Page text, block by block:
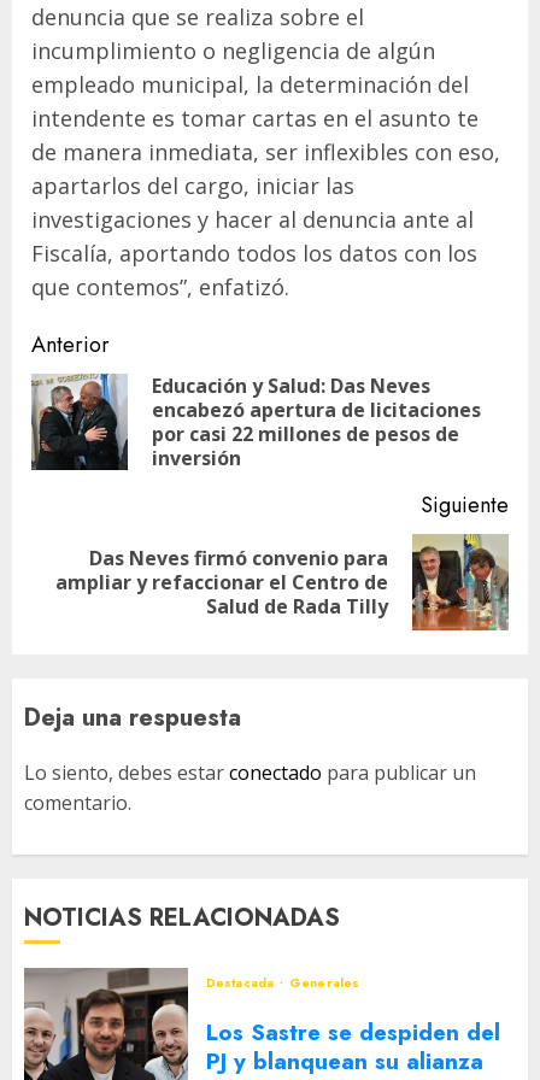
denuncia que se realiza sobre el
incumplimiento o negligencia de algún
empleado municipal, la determinación del
intendente es tomar cartas en el asunto te
de manera inmediata, ser inflexibles con eso,
apartarlos del cargo, iniciar las
investigaciones y hacer al denuncia ante al
Fiscalía, aportando todos los datos con los
que contemos”, enfatizó.
Navegación
de
entradas
Anterior
Educación y Salud: Das Neves
encabezó apertura de licitaciones
por casi 22 millones de pesos de
inversión
Siguiente
Siguiente
Das Neves firmó convenio para
ampliar y refaccionar el Centro de
Salud de Rada Tilly
Deja una respuesta
Lo siento, debes estarconectado para publicar un
comentario.
NOTICIAS RELACIONADAS
Destacada Generales
Los Sastre se despiden del
PJ y blanquean su alianza